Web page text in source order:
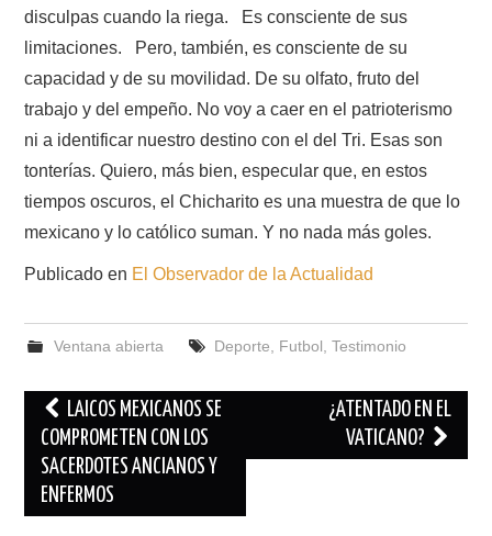
disculpas cuando la riega. Es consciente de sus
limitaciones. Pero, también, es consciente de su
capacidad y de su movilidad. De su olfato, fruto del
trabajo y del empeño. No voy a caer en el patrioterismo
ni a identificar nuestro destino con el del Tri. Esas son
tonterías. Quiero, más bien, especular que, en estos
tiempos oscuros, el Chicharito es una muestra de que lo
mexicano y lo católico suman. Y no nada más goles.
Publicado en El Observador de la Actualidad
Ventana abierta Deporte Futbol Testimonio
Navegación
de
entradas
LAICOS MEXICANOS SE
COMPROMETEN CON LOS
SACERDOTES ANCIANOS Y
ENFERMOS
¿ATENTADO EN EL
VATICANO?